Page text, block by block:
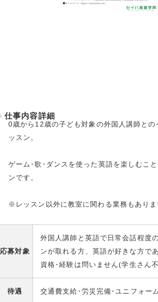
仕事内容詳細
0歳から12歳の子ども対象の外国人講師との
ッスン。
ゲーム･歌･ダンスを使った英語を楽しむこ
ンです。
※レッスン以外に教室に関わる業務もありま
応募対象
外国人講師と英語で日常会話程度
ンが取れる方、英語が好きな方で
資格･経験は問いません(学生さん
待遇 交通費支給･労災完備･ユニフォー